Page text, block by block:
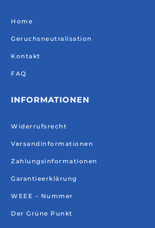
Home
Geruchsneutralisation
Kontakt
FAQ
INFORMATIONEN
Widerrufsrecht
Versandinformationen
Zahlungsinformationen
Garantieerklärung
WEEE – Nummer
Der Grüne Punkt